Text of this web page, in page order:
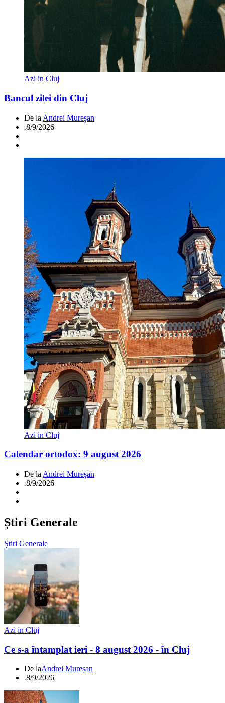
Azi in Cluj
Bancul zilei din Cluj
De la Andrei Mureșan
.8/9/2026
Azi in Cluj
Calendar ortodox: 9 august 2026
De la Andrei Mureșan
.8/9/2026
Știri Generale
Știri Generale
Azi in Cluj
Ce s-a întamplat ieri - 8 august 2026 - în Cluj
De laAndrei Mureșan
.8/9/2026